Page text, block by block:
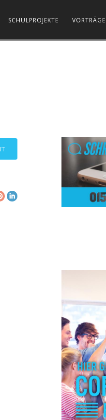
SCHULPROJEKTE VORTRÄGE